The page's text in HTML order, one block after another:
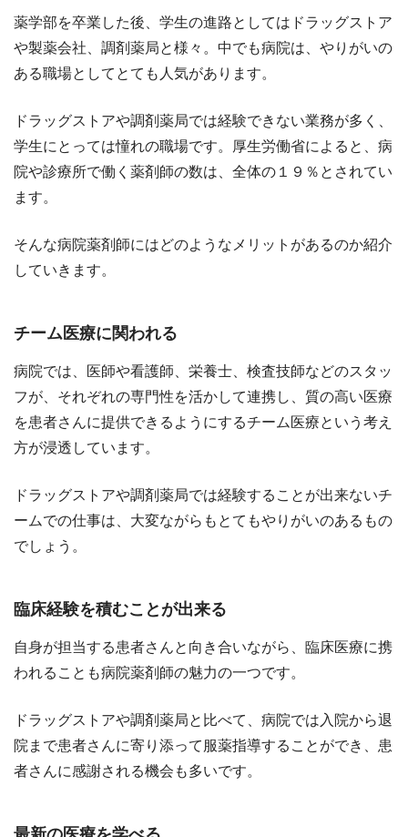
薬学部を卒業した後、学生の進路としてはドラッグストア
や製薬会社、調剤薬局と様々。中でも病院は、やりがいの
ある職場としてとても人気があります。
ドラッグストアや調剤薬局では経験できない業務が多く、
学生にとっては憧れの職場です。厚生労働省によると、病
院や診療所で働く薬剤師の数は、全体の１９％とされてい
ます。
そんな病院薬剤師にはどのようなメリットがあるのか紹介
していきます。
チーム医療に関われる
病院では、医師や看護師、栄養士、検査技師などのスタッ
フが、それぞれの専門性を活かして連携し、質の高い医療
を患者さんに提供できるようにするチーム医療という考え
方が浸透しています。
ドラッグストアや調剤薬局では経験することが出来ないチ
ームでの仕事は、大変ながらもとてもやりがいのあるもの
でしょう。
臨床経験を積むことが出来る
自身が担当する患者さんと向き合いながら、臨床医療に携
われることも病院薬剤師の魅力の一つです。
ドラッグストアや調剤薬局と比べて、病院では入院から退
院まで患者さんに寄り添って服薬指導することができ、患
者さんに感謝される機会も多いです。